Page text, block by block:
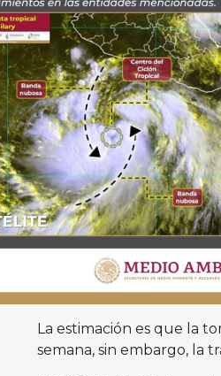
La estimación es que la
semana, sin embargo, la